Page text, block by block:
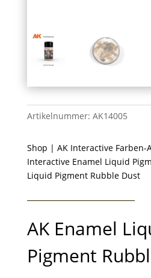
Artikelnummer: AK14005
Shop | AK Interactive Farben-
Interactive Enamel Liquid
Liquid Pigment Rubble Dust
AK Enamel
Pigment